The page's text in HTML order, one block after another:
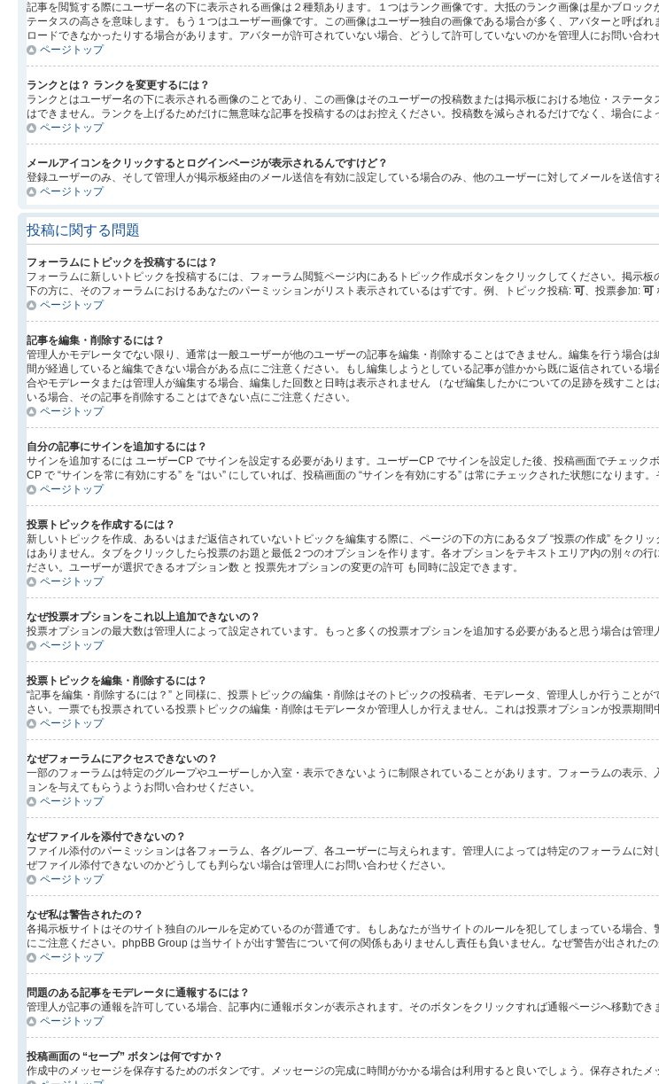
記事を閲覧する際にユーザー名の下に表示される画像は２種類あります。１つはランク画像です。大抵のランク画像は星かブロッ
テータスの高さを意味します。もう１つはユーザー画像です。この画像はユーザー独自の画像である場合が多く、アバターと呼ば
ロードできなかったりする場合があります。アバターが許可されていない場合、どうして許可していないのかを管理人にお問い合わ
ページトップ
ランクとは？ ランクを変更するには？
ランクとはユーザー名の下に表示される画像のことであり、この画像はそのユーザーの投稿数または掲示板における地位・ステー
はできません。ランクを上げるためだけに無意味な記事を投稿するのはお控えください。投稿数を減らされるだけでなく、場合に
ページトップ
メールアイコンをクリックするとログインページが表示されるんですけど？
登録ユーザーのみ、そして管理人が掲示板経由のメール送信を有効に設定している場合のみ、他のユーザーに対してメールを送信
ページトップ
投稿に関する問題
フォーラムにトピックを投稿するには？
フォーラムに新しいトピックを投稿するには、フォーラム閲覧ページ内にあるトピック作成ボタンをクリックしてください。掲示
下の方に、そのフォーラムにおけるあなたのパーミッションがリスト表示されているはずです。例、トピック投稿: 可、投票参加: 可
ページトップ
記事を編集・削除するには？
管理人かモデレータでない限り、通常は一般ユーザーが他のユーザーの記事を編集・削除することはできません。編集を行う場合
間が経過していると編集できない場合がある点にご注意ください。もし編集しようとしている記事が誰かから既に返信されている
合やモデレータまたは管理人が編集する場合、編集した回数と日時は表示されません （なぜ編集したかについての足跡を残すこ
いる場合、その記事を削除することはできない点にご注意ください。
ページトップ
自分の記事にサインを追加するには？
サインを追加するには ユーザーCP でサインを設定する必要があります。ユーザーCP でサインを設定した後、投稿画面でチェッ
CP で “サインを常に有効にする” を “はい” にしていれば、投稿画面の “サインを有効にする” は常にチェックされた状態になります
ページトップ
投票トピックを作成するには？
新しいトピックを作成、あるいはまだ返信されていないトピックを編集する際に、ページの下の方にあるタブ “投票の作成” をク
はありません。タブをクリックしたら投票のお題と最低２つのオプションを作ります。各オプションをテキストエリア内の別々の
ださい。ユーザーが選択できるオプション数 と 投票先オプションの変更の許可 も同時に設定できます。
ページトップ
なぜ投票オプションをこれ以上追加できないの？
投票オプションの最大数は管理人によって設定されています。もっと多くの投票オプションを追加する必要があると思う場合は管理
ページトップ
投票トピックを編集・削除するには？
“記事を編集・削除するには？” と同様に、投票トピックの編集・削除はそのトピックの投稿者、モデレータ、管理人しか行うこ
さい。一票でも投票されている投票トピックの編集・削除はモデレータか管理人しか行えません。これは投票オプションが投票期間
ページトップ
なぜフォーラムにアクセスできないの？
一部のフォーラムは特定のグループやユーザーしか入室・表示できないように制限されていることがあります。フォーラムの表示
ョンを与えてもらうようお問い合わせください。
ページトップ
なぜファイルを添付できないの？
ファイル添付のパーミッションは各フォーラム、各グループ、各ユーザーに与えられます。管理人によっては特定のフォーラムに
ぜファイル添付できないのかどうしても判らない場合は管理人にお問い合わせください。
ページトップ
なぜ私は警告されたの？
各掲示板サイトはそのサイト独自のルールを定めているのが普通です。もしあなたが当サイトのルールを犯してしまっている場合
にご注意ください。phpBB Group は当サイトが出す警告について何の関係もありませんし責任も負いません。なぜ警告が出された
ページトップ
問題のある記事をモデレータに通報するには？
管理人が記事の通報を許可している場合、記事内に通報ボタンが表示されます。そのボタンをクリックすれば通報ページへ移動でき
ページトップ
投稿画面の “セーブ” ボタンは何ですか？
作成中のメッセージを保存するためのボタンです。メッセージの完成に時間がかかる場合は利用すると良いでしょう。保存された